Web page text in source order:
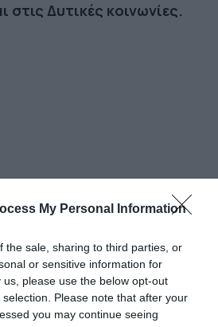
My Personal Information
the sale, sharing to third parties, or
or sensitive information for
please use the below opt-out
Please note that after your
you may continue seeing
στις Δυτικές κοινωνίες.
«Μία αλλόκοτη
εργατικές τάξεις των
ο καπιταλιστικός